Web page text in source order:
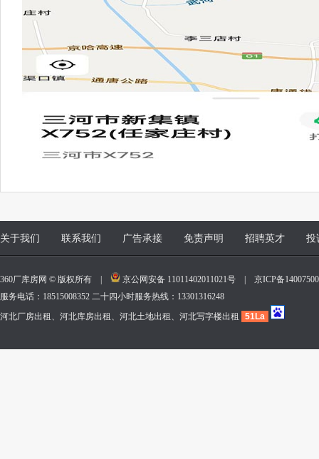
关于我们 联系我们 广告承接 免责声明 招聘英才 投
360厂库房网 © 版权所有 | 京公网安备 11011402011021号
京ICP备
服务电话：18515008352 二十四小时服务热线：13301316248
河北厂房出租、河北库房出租、河北土地出租、河北写字楼出租
51La